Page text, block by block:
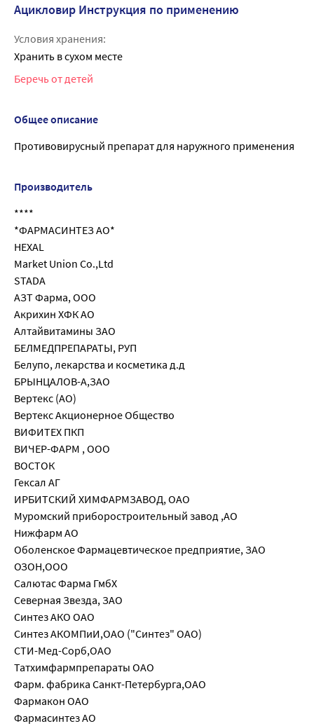
Ацикловир Инструкция по применению
Условия хранения:
Хранить в сухом месте
Беречь от детей
Общее описание
Противовирусный препарат для наружного применения
Производитель
****
*ФАРМАСИНТЕЗ АО*
HEXAL
Market Union Co.,Ltd
STADA
АЗТ Фарма, ООО
Акрихин ХФК АО
Алтайвитамины ЗАО
БЕЛМЕДПРЕПАРАТЫ, РУП
Белупо, лекарства и косметика д.д
БРЫНЦАЛОВ-А,ЗАО
Вертекс (АО)
Вертекс Акционерное Общество
ВИФИТЕХ ПКП
ВИЧЕР-ФАРМ , ООО
ВОСТОК
Гексал АГ
ИРБИТСКИЙ ХИМФАРМЗАВОД, ОАО
Муромский приборостроительный завод ,АО
Нижфарм АО
Оболенское Фармацевтическое предприятие, ЗАО
ОЗОН,ООО
Салютас Фарма ГмбХ
Северная Звезда, ЗАО
Синтез АКО ОАО
Синтез АКОМПиИ,ОАО ("Синтез" ОАО)
СТИ-Мед-Сорб,ОАО
Татхимфармпрепараты ОАО
Фарм. фабрика Санкт-Петербурга,ОАО
Фармакон ОАО
Фармасинтез АО